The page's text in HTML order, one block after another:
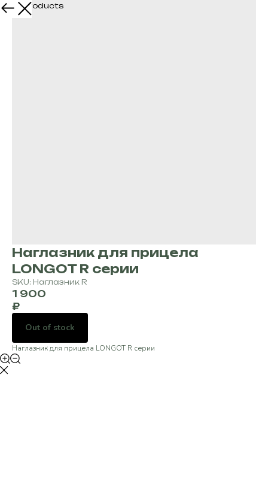
More products
Наглазник для прицела
LONGOT R серии
SKU: Наглазник R
1 900
₽
Out of stock
Наглазник для прицела LONGOT R серии